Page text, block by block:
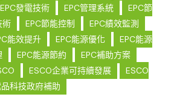
EPC發電技術 EPC管理系統
EPC節
術 EPC節能控制
EPC績效監測
能效提升 EPC能源優化
EPC能源
EPC能源節約
EPC補助方案
ESCO企業可持續發展
ESCO
科技政府補助